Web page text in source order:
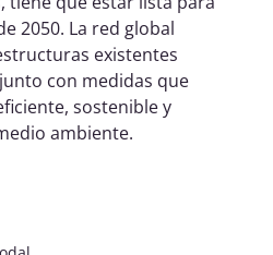
2050. La red global
existentes
con medidas que
sostenible y
ambiente.